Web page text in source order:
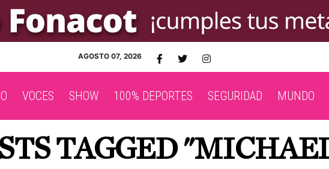
AGOSTO 07, 2026
VOCES SHOW 100% DEPORTES SEGURIDAD MUNDO
TAGGED